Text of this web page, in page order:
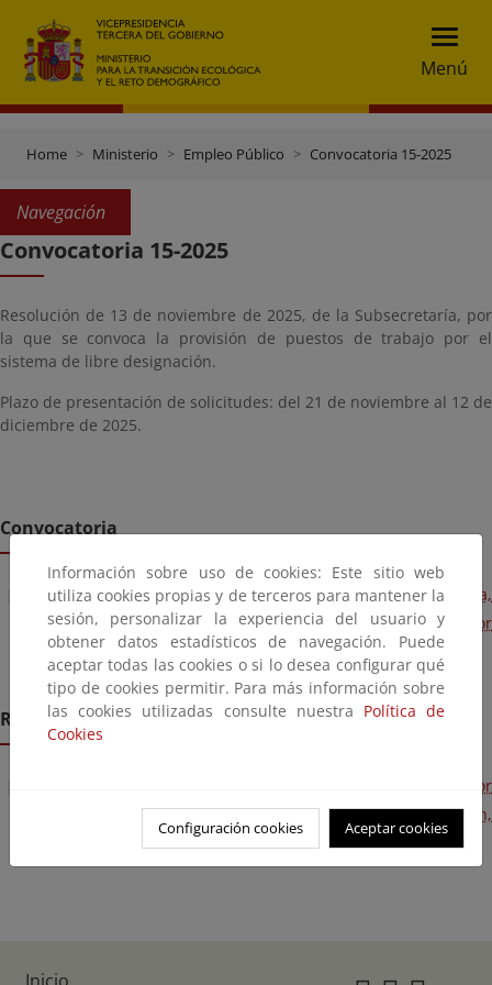
Menú
Home Ministerio Empleo Público Convocatoria 15-2025
Navegación
Convocatoria 15-2025
Resolución de 13 de noviembre de 2025, de la Subsecretaría, por
la que se convoca la provisión de puestos de trabajo por el
sistema de libre designación.
Plazo de presentación de solicitudes: del 21 de noviembre al 12 de
diciembre de 2025.
Convocatoria
Resolución de 13 de noviembre de 2025, de la Subsecretaría,
por la que se convoca la provisión de puesto de trabajo por
el sistema de libre designación.
Resolución
Resolución de 27 de enero de 2026, de la Subsecretaría, por
la que se resuelve la convocatoria de libre designación,
efectuada por Resolución de 13 de noviembre de 2025.
Información sobre uso de cookies: Este sitio web
utiliza cookies propias y de terceros para mantener la
sesión, personalizar la experiencia del usuario y
obtener datos estadísticos de navegación. Puede
aceptar todas las cookies o si lo desea configurar qué
tipo de cookies permitir. Para más información sobre
las cookies utilizadas consulte nuestra Política de
Cookies
Configuración cookies Aceptar cookies